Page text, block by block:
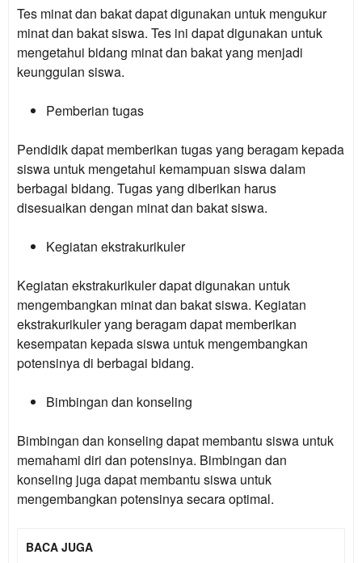
Tes minat dan bakat dapat digunakan untuk mengukur
minat dan bakat siswa. Tes ini dapat digunakan untuk
mengetahui bidang minat dan bakat yang menjadi
keunggulan siswa.
Pemberian tugas
Pendidik dapat memberikan tugas yang beragam kepada
siswa untuk mengetahui kemampuan siswa dalam
berbagai bidang. Tugas yang diberikan harus
disesuaikan dengan minat dan bakat siswa.
Kegiatan ekstrakurikuler
Kegiatan ekstrakurikuler dapat digunakan untuk
mengembangkan minat dan bakat siswa. Kegiatan
ekstrakurikuler yang beragam dapat memberikan
kesempatan kepada siswa untuk mengembangkan
potensinya di berbagai bidang.
Bimbingan dan konseling
Bimbingan dan konseling dapat membantu siswa untuk
memahami diri dan potensinya. Bimbingan dan
konseling juga dapat membantu siswa untuk
mengembangkan potensinya secara optimal.
BACA JUGA